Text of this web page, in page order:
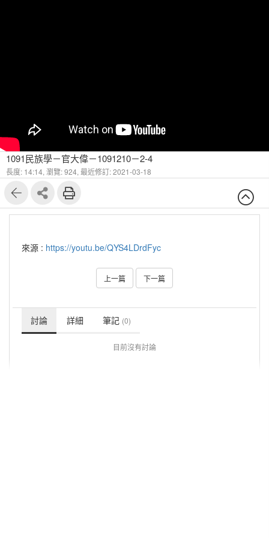
1091民族學－官大偉－1091210－2-4
長度: 14:14, 瀏覽: 924, 最近修訂: 2021-03-18
來源 : https://youtu.be/QYS4LDrdFyc
上一篇 下一篇
討論 詳細 筆記 (0)
目前沒有討論